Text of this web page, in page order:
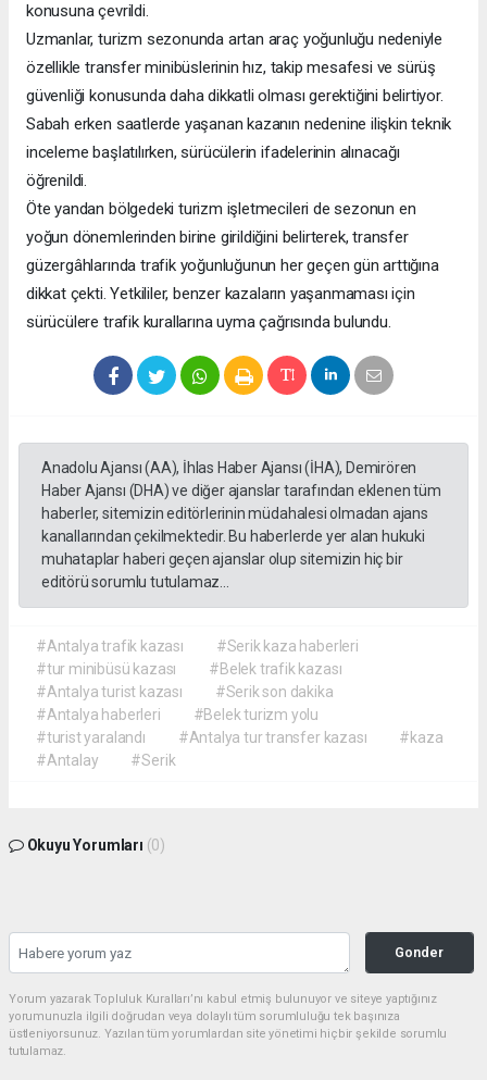
konusuna çevrildi.
Uzmanlar, turizm sezonunda artan araç yoğunluğu nedeniyle
özellikle transfer minibüslerinin hız, takip mesafesi ve sürüş
güvenliği konusunda daha dikkatli olması gerektiğini belirtiyor.
Sabah erken saatlerde yaşanan kazanın nedenine ilişkin teknik
inceleme başlatılırken, sürücülerin ifadelerinin alınacağı
öğrenildi.
Öte yandan bölgedeki turizm işletmecileri de sezonun en
yoğun dönemlerinden birine girildiğini belirterek, transfer
güzergâhlarında trafik yoğunluğunun her geçen gün arttığına
dikkat çekti. Yetkililer, benzer kazaların yaşanmaması için
sürücülere trafik kurallarına uyma çağrısında bulundu.
Anadolu Ajansı (AA), İhlas Haber Ajansı (İHA), Demirören
Haber Ajansı (DHA) ve diğer ajanslar tarafından eklenen tüm
haberler, sitemizin editörlerinin müdahalesi olmadan ajans
kanallarından çekilmektedir. Bu haberlerde yer alan hukuki
muhataplar haberi geçen ajanslar olup sitemizin hiç bir
editörü sorumlu tutulamaz...
#Antalya trafik kazası
#Serik kaza haberleri
#tur minibüsü kazası
#Belek trafik kazası
#Antalya turist kazası
#Serik son dakika
#Antalya haberleri
#Belek turizm yolu
#turist yaralandı
#Antalya tur transfer kazası
#kaza
#Antalay
#Serik
Okuyu Yorumları (0)
Gonder
Yorum yazarak Topluluk Kuralları’nı kabul etmiş bulunuyor ve siteye yaptığınız
yorumunuzla ilgili doğrudan veya dolaylı tüm sorumluluğu tek başınıza
üstleniyorsunuz. Yazılan tüm yorumlardan site yönetimi hiçbir şekilde sorumlu
tutulamaz.